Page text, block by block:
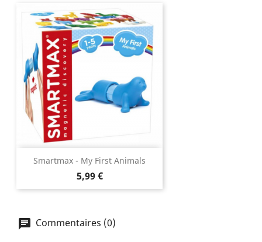
Smartmax - My First Animals
Prix
5,99 €
Commentaires (0)